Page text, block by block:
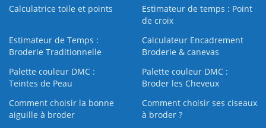
Calculatrice toile et points
Estimateur de temps : Point
de croix
Estimateur de Temps :
Broderie Traditionnelle
Calculateur Encadrement
Broderie & canevas
Palette couleur DMC :
Teintes de Peau
Palette couleur DMC :
Broder les Cheveux
Comment choisir la bonne
aiguille à broder
Comment choisir ses ciseaux
à broder ?